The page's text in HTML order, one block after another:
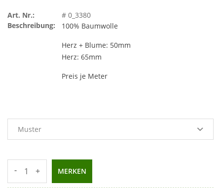
Art. Nr.:
# 0_3380
Beschreibung:
100% Baumwolle
Herz + Blume: 50mm
Herz: 65mm
Preis je Meter
- + MERKEN